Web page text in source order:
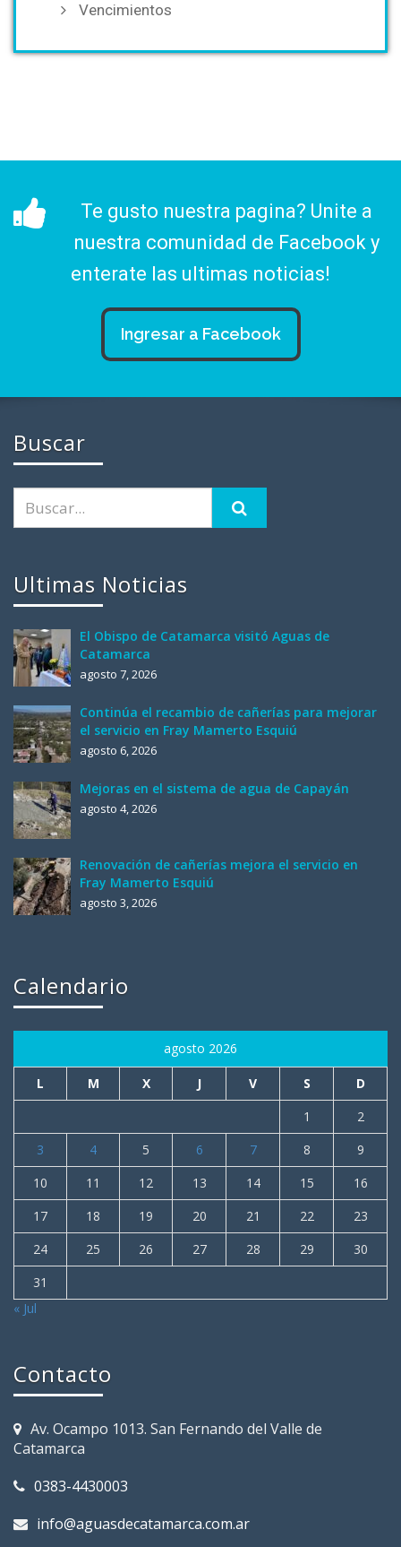
Vencimientos
Te gusto nuestra pagina? Unite a
nuestra comunidad de Facebook y
enterate las ultimas noticias!
Ingresar a Facebook
Buscar
Ultimas Noticias
El Obispo de Catamarca visitó Aguas de
Catamarca
agosto 7, 2026
Continúa el recambio de cañerías para mejorar
el servicio en Fray Mamerto Esquiú
agosto 6, 2026
Mejoras en el sistema de agua de Capayán
agosto 4, 2026
Renovación de cañerías mejora el servicio en
Fray Mamerto Esquiú
agosto 3, 2026
Calendario
agosto 2026
L M X J V S
D
1
2
3
4 5 6 7 8
9
10
11 12 13 14 15
16
17
18 19 20 21 22
23
24
25 26 27 28 29
30
31
« Jul
Contacto
Av. Ocampo 1013. San Fernando del Valle de
Catamarca
0383-4430003
info@aguasdecatamarca.com.ar